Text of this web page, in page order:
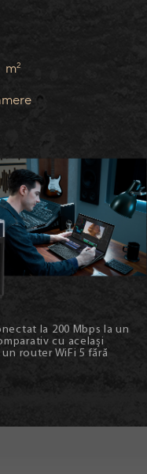
m2
la 200 Mbps la un
cu același
router WiFi 5 fără